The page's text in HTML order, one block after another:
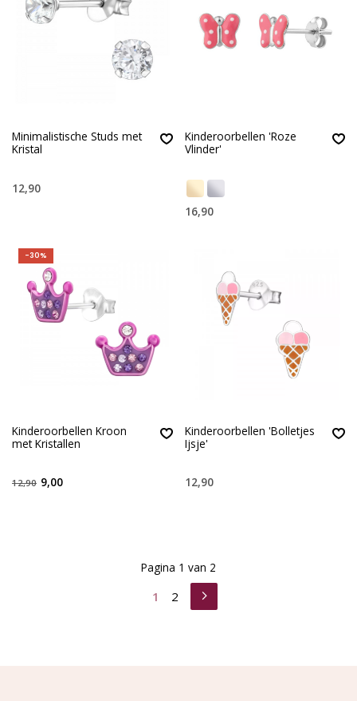
Minimalistische Studs met
Kristal
12,90
Kinderoorbellen 'Roze
Vlinder'
16,90
-30%
Kinderoorbellen Kroon
met Kristallen
12,90 9,00
Kinderoorbellen 'Bolletjes
Ijsje'
12,90
1 2
Pagina 1 van 2